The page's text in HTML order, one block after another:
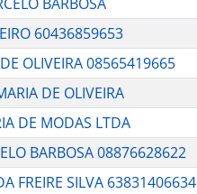
60436859653
OLIVEIRA 08565419665
DE OLIVEIRA
DE MODAS LTDA
BARBOSA 08876628622
FREIRE SILVA 63831406634